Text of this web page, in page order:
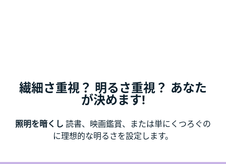
繊細さ重視？ 明るさ重視？ あなた
が決めます!
照明を暗くし 読書、映画鑑賞、または単にくつろぐの
に理想的な明るさを設定します。